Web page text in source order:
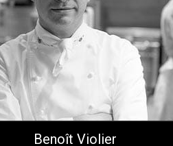
Benoît Violier